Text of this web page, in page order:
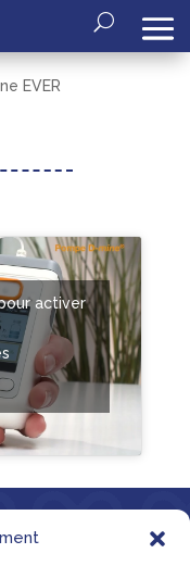
EVER
activer
LÉGALES